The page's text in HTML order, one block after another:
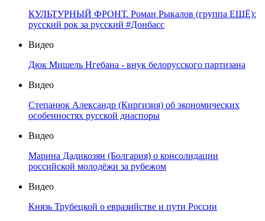
КУЛЬТУРНЫЙ ФРОНТ. Роман Рыкалов (группа ЕЩЁ):
русский рок за русский #Донбасс
Видео
Дюк Мишель Нгебана - внук белорусского партизана
Видео
Степанюк Александр (Киргизия) об экономических
особенностях русской диаспоры
Видео
Марина Дадикозян (Болгария) о консолидации
российской молодёжи за рубежом
Видео
Князь Трубецкой о евразийстве и пути России